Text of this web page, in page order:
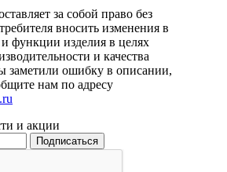
за собой право без
вносить изменения в
и функции изделия в целях
и качества
заметили ошибку в описании,
нам по адресу
и акции
Подписаться